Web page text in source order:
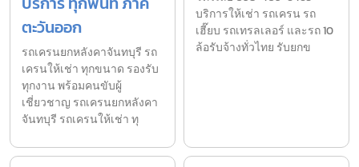
ตะวันออก
รถเครนยกหลังคาจันทบุรี รถ
เครนให้เช่า ทุกขนาด รองรับ
ทุกงาน พร้อมคนขับผู้
เชี่ยวชาญ รถเครนยกหลังคา
จันทบุรี รถเครนให้เช่า ทุ
บริการให้เช่า รถเครน รถ
เฮี๊ยบ รถเทรลเลอร์ และรถ 10
ล้อรับจ้างทั่วไทย รับยกข